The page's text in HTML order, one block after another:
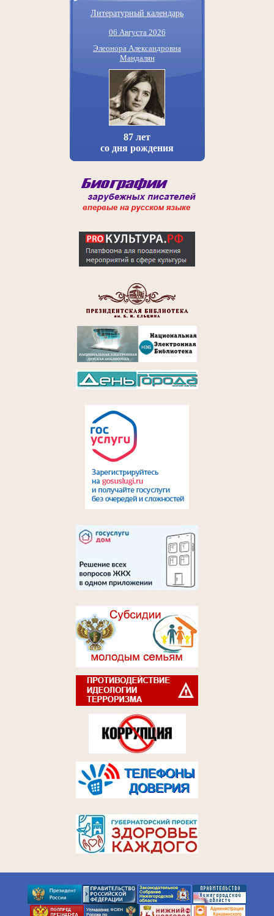
Литературный календарь
06 Августа 2026
Элеонора Александровна
Мандалян
87 лет
со дня рождения